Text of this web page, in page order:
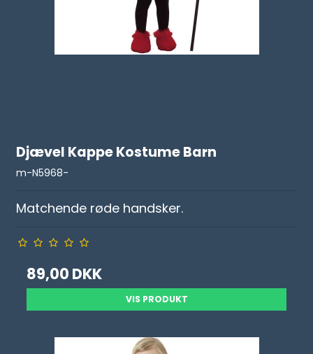
Djævel Kappe Kostume Barn
m-N5968-
Matchende røde handsker.
89,00 DKK
VIS PRODUKT